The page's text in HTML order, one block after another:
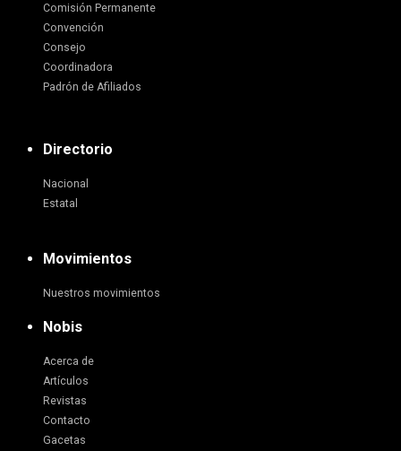
Comisión Permanente
Convención
Consejo
Coordinadora
Padrón de Afiliados
Directorio
Nacional
Estatal
Movimientos
Nuestros movimientos
Nobis
Acerca de
Artículos
Revistas
Contacto
Gacetas